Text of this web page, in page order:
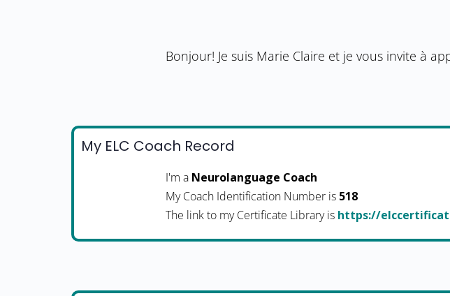
Bonjour! Je suis Marie Claire et je vous invite à
My ELC Coach Record
I'm a Neurolanguage Coach
My Coach Identification Number is 518
The link to my Certificate Library is https://